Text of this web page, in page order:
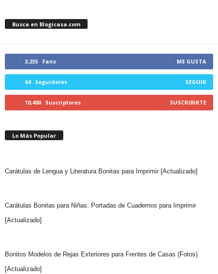
Busca en Blogicasa.com
3,255 Fans ME GUSTA
64 Seguidores SEGUIR
10,400 Suscriptores SUSCRIBIRTE
Lo Más Popular
Carátulas de Lengua y Literatura Bonitas para Imprimir [Actualizado]
Carátulas Bonitas para Niñas: Portadas de Cuadernos para Imprimir
[Actualizado]
Bonitos Modelos de Rejas Exteriores para Frentes de Casas (Fotos)
[Actualizado]